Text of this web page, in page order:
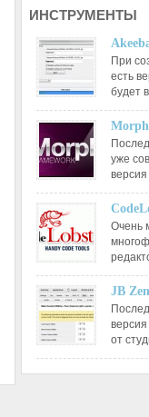
ИНСТРУМЕНТЫ
При
есть
будет
уже
Очень
JB
от